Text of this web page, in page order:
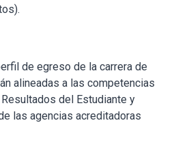
de egreso de la carrera de
alineadas a las competencias
del Estudiante y
las agencias acreditadoras